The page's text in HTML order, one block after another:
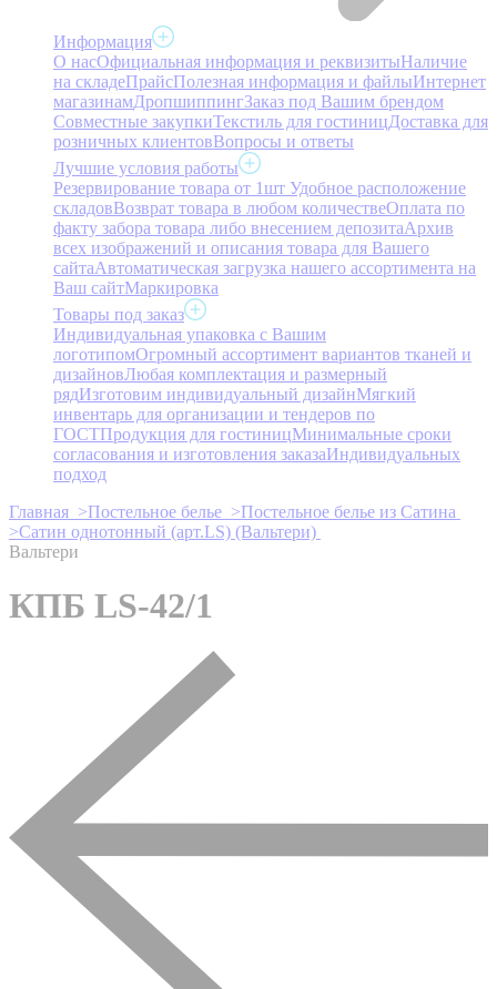
Информация
О насОфициальная информация и реквизитыНаличие
на складеПрайсПолезная информация и файлыИнтернет
магазинамДропшиппингЗаказ под Вашим брендом
Совместные закупкиТекстиль для гостиницДоставка для
розничных клиентовВопросы и ответы
Лучшие условия работы
Резервирование товара от 1шт Удобное расположение
складовВозврат товара в любом количествеОплата по
факту забора товара либо внесением депозитаАрхив
всех изображений и описания товара для Вашего
сайтаАвтоматическая загрузка нашего ассортимента на
Ваш сайтМаркировка
Товары под заказ
Индивидуальная упаковка с Вашим
логотипомОгромный ассортимент вариантов тканей и
дизайновЛюбая комплектация и размерный
рядИзготовим индивидуальный дизайнМягкий
инвентарь для организации и тендеров по
ГОСТПродукция для гостиницМинимальные сроки
согласования и изготовления заказаИндивидуальных
подход
Главная >Постельное белье >Постельное белье из Сатина
>Сатин однотонный (арт.LS) (Вальтери)
Вальтери
КПБ LS-42/1